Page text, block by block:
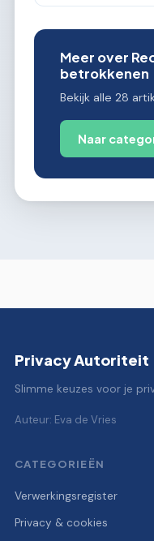
Meer over
betrokkenen
Bekijk alle 28
Naar
Privacy Autoriteit
Slimme keuzes voor je
Auteur: Eva de Vries
CATEGORIEËN
Verwerkingsregister
Privacy & cookies